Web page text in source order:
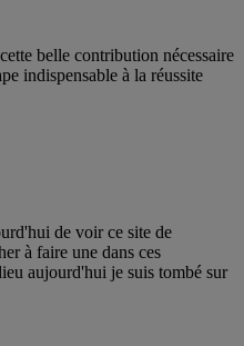
belle contribution nécessaire
indispensable à la réussite
de voir ce site de
à faire une dans ces
aujourd'hui je suis tombé sur